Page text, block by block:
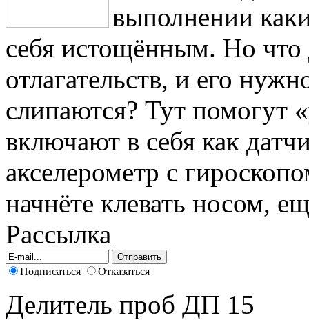
выполнении
себя истощённым. Но что
отлагательств, и его
слипаются? Тут
включают в себя как
акселерометр с
начнёте клевать носом,
Рассылка
Подписаться Отказаться
Делитель проб ДП 15